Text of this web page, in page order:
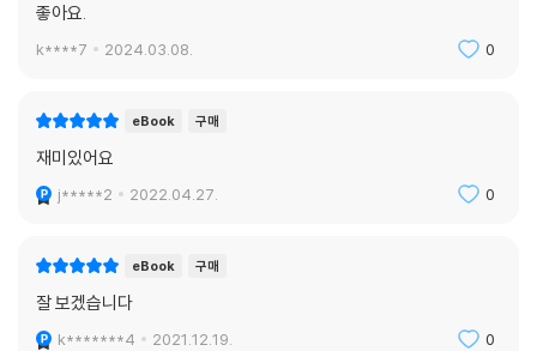
좋아요.
k****7 2024.03.08. 0
eBook 구매
재미있어요
j*****2 2022.04.27. 0
eBook 구매
잘 보겠습니다
k*******4 2021.12.19. 0